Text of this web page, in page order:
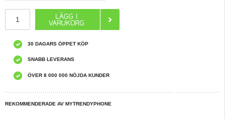
30 DAGARS ÖPPET KÖP
SNABB LEVERANS
ÖVER 8 000 000 NÖJDA KUNDER
REKOMMENDERADE AV MYTRENDYPHONE